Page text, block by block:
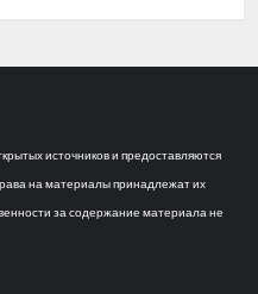
источников и предоставляются
на материалы принадлежат их
за содержание материала не